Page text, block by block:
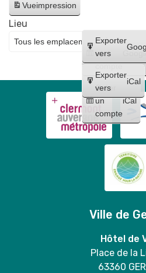
Vueimpression
Créer
un
compte
Google
Créer
un
compte
iCal
Exporter
vers
Exporter
vers
iCal
Lieu
Ville de
Hôtel de
Place de la
63360